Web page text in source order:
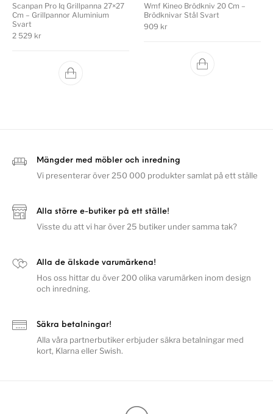
Scanpan Pro Iq Grillpanna 27×27
Cm – Grillpannor Aluminium
Svart
2 529 kr
Wmf Kineo Brödkniv 20 Cm –
Brödknivar Stål Svart
909 kr
Mängder med möbler och inredning
Vi presenterar över 250 000 produkter samlat på ett ställe
Alla större e-butiker på ett ställe!
Visste du att vi har över 25 butiker under samma tak?
Alla de älskade varumärkena!
Hos oss hittar du över 200 olika varumärken inom design
och inredning.
Säkra betalningar!
Alla våra partnerbutiker erbjuder säkra betalningar med
kort, Klarna eller Swish.